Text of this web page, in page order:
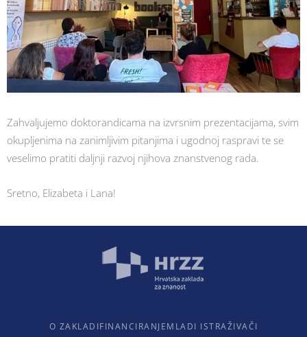
Zahvaljujemo doktorandicama na izvrsnim prezentacijama, svim
okupljenima na zanimljivim pitanjima i ugodnoj raspravi te se
veselimo pratiti daljnji razvoj njihova znanstvenog rada.
Sretno, Elizabeta i Lana!
O ZAKLADIFINANCIRANJEMLADI ISTRAŽIVAČI